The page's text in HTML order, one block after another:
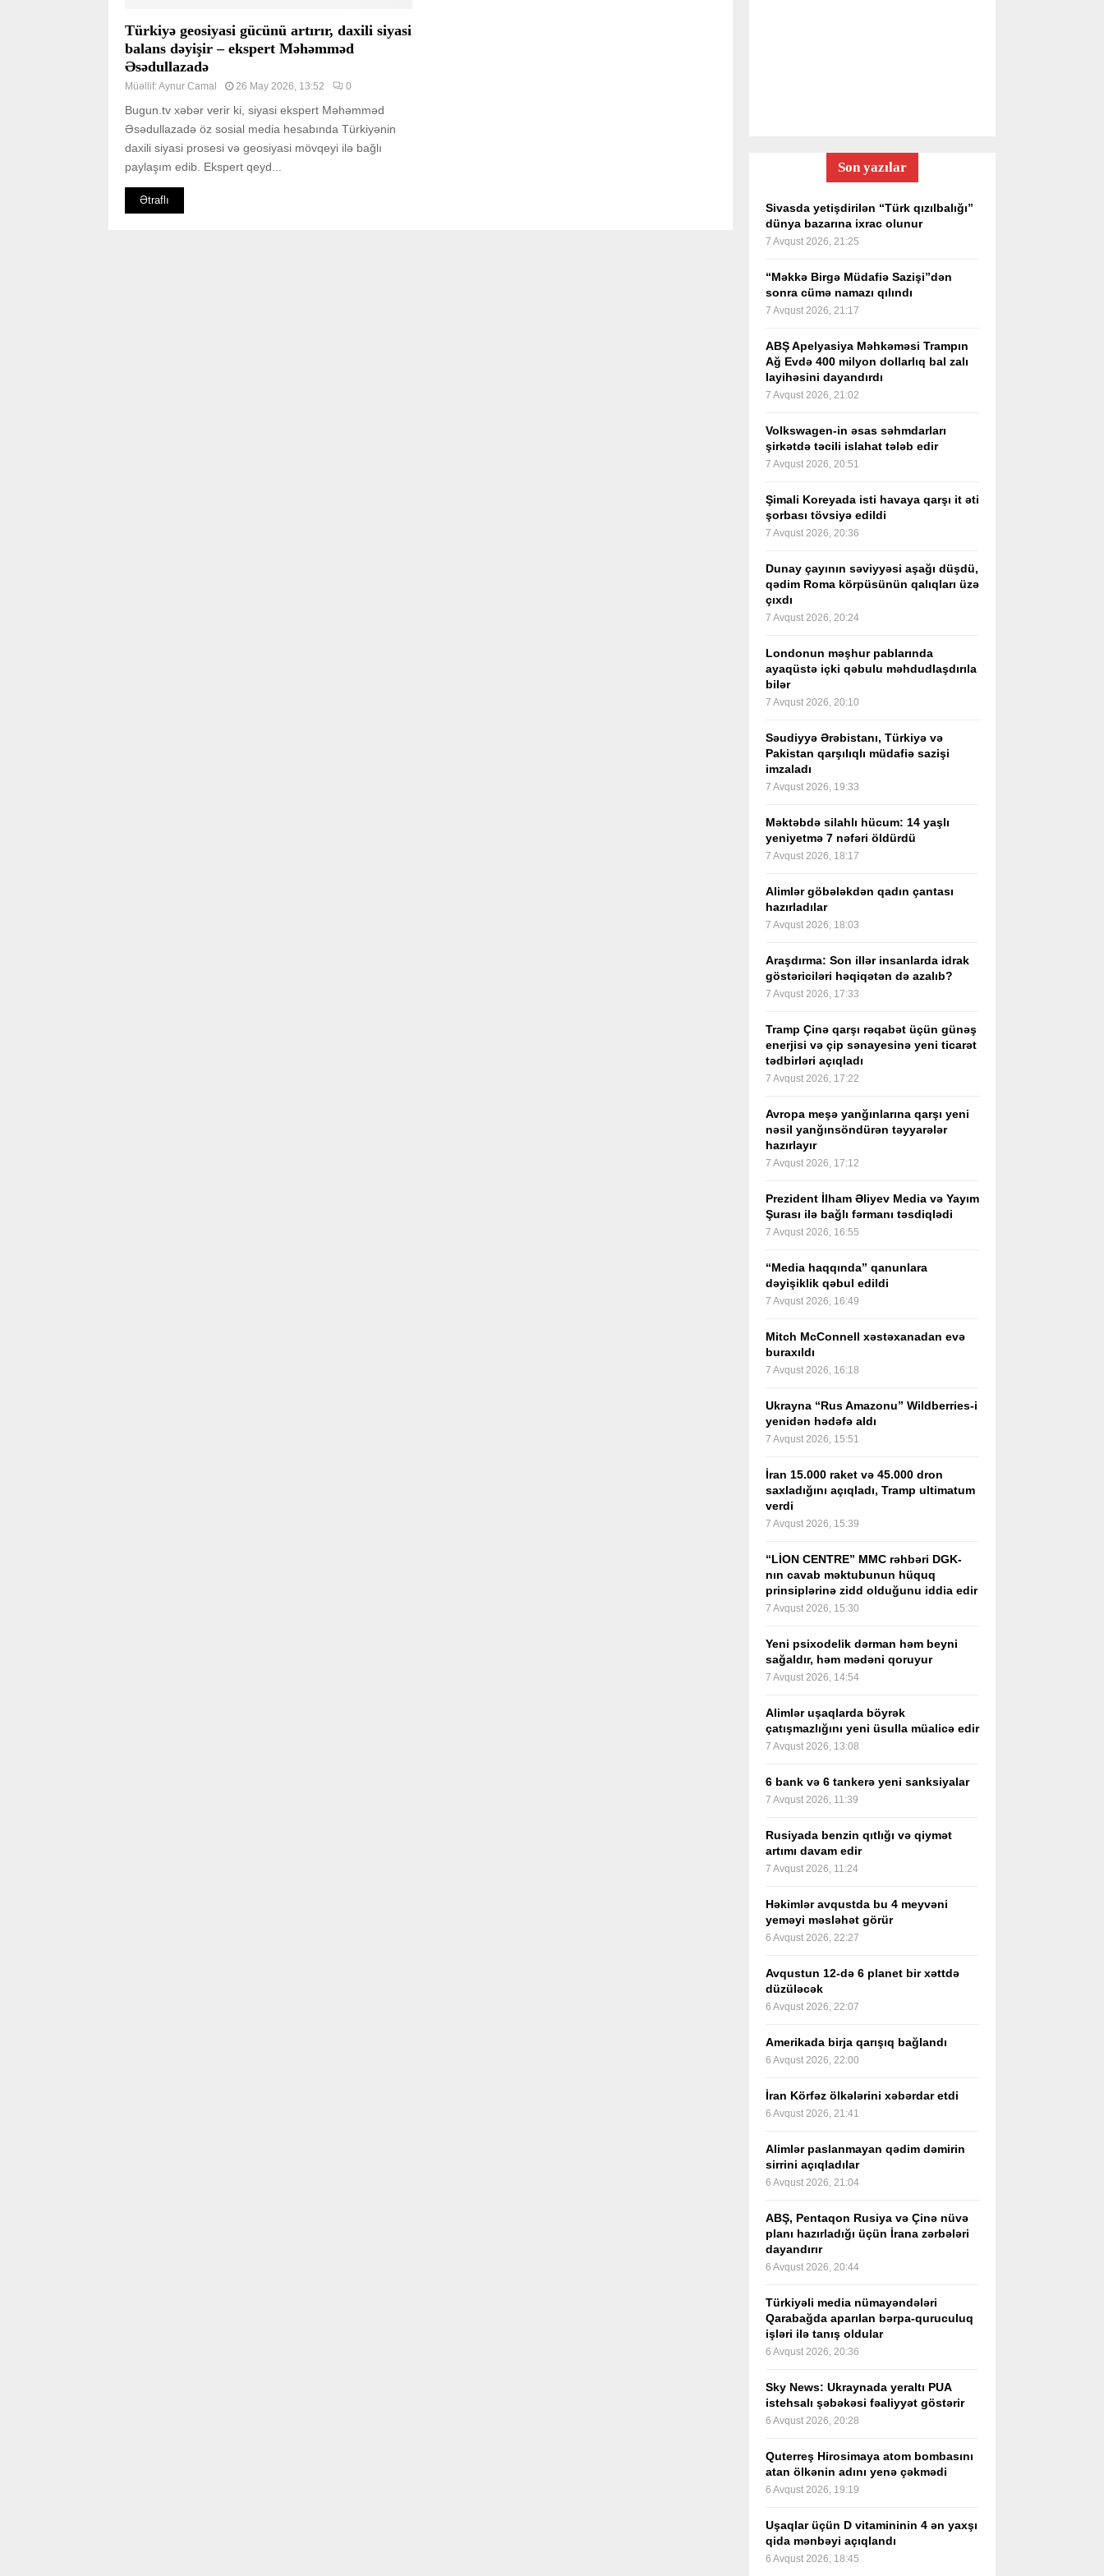
Türkiyə geosiyasi gücünü artırır, daxili siyasi
balans dəyişir – ekspert Məhəmməd
Əsədullazadə
Müəllif:Aynur Camal 26 May 2026, 13:52 0
Bugun.tv xəbər verir ki, siyasi ekspert Məhəmməd
Əsədullazadə öz sosial media hesabında Türkiyənin
daxili siyasi prosesi və geosiyasi mövqeyi ilə bağlı
paylaşım edib. Ekspert qeyd...
Ətraflı
Son yazılar
Sivasda yetişdirilən “Türk qızılbalığı”
dünya bazarına ixrac olunur
7 Avqust 2026, 21:25
“Məkkə Birgə Müdafiə Sazişi”dən
sonra cümə namazı qılındı
7 Avqust 2026, 21:17
ABŞ Apelyasiya Məhkəməsi Trampın
Ağ Evdə 400 milyon dollarlıq bal zalı
layihəsini dayandırdı
7 Avqust 2026, 21:02
Volkswagen-in əsas səhmdarları
şirkətdə təcili islahat tələb edir
7 Avqust 2026, 20:51
Şimali Koreyada isti havaya qarşı it əti
şorbası tövsiyə edildi
7 Avqust 2026, 20:36
Dunay çayının səviyyəsi aşağı düşdü,
qədim Roma körpüsünün qalıqları üzə
çıxdı
7 Avqust 2026, 20:24
Londonun məşhur pablarında
ayaqüstə içki qəbulu məhdudlaşdırıla
bilər
7 Avqust 2026, 20:10
Səudiyyə Ərəbistanı, Türkiyə və
Pakistan qarşılıqlı müdafiə sazişi
imzaladı
7 Avqust 2026, 19:33
Məktəbdə silahlı hücum: 14 yaşlı
yeniyetmə 7 nəfəri öldürdü
7 Avqust 2026, 18:17
Alimlər göbələkdən qadın çantası
hazırladılar
7 Avqust 2026, 18:03
Araşdırma: Son illər insanlarda idrak
göstəriciləri həqiqətən də azalıb?
7 Avqust 2026, 17:33
Tramp Çinə qarşı rəqabət üçün günəş
enerjisi və çip sənayesinə yeni ticarət
tədbirləri açıqladı
7 Avqust 2026, 17:22
Avropa meşə yanğınlarına qarşı yeni
nəsil yanğınsöndürən təyyarələr
hazırlayır
7 Avqust 2026, 17:12
Prezident İlham Əliyev Media və Yayım
Şurası ilə bağlı fərmanı təsdiqlədi
7 Avqust 2026, 16:55
“Media haqqında” qanunlara
dəyişiklik qəbul edildi
7 Avqust 2026, 16:49
Mitch McConnell xəstəxanadan evə
buraxıldı
7 Avqust 2026, 16:18
Ukrayna “Rus Amazonu” Wildberries-i
yenidən hədəfə aldı
7 Avqust 2026, 15:51
İran 15.000 raket və 45.000 dron
saxladığını açıqladı, Tramp ultimatum
verdi
7 Avqust 2026, 15:39
“LİON CENTRE” MMC rəhbəri DGK-
nın cavab məktubunun hüquq
prinsiplərinə zidd olduğunu iddia edir
7 Avqust 2026, 15:30
Yeni psixodelik dərman həm beyni
sağaldır, həm mədəni qoruyur
7 Avqust 2026, 14:54
Alimlər uşaqlarda böyrək
çatışmazlığını yeni üsulla müalicə edir
7 Avqust 2026, 13:08
6 bank və 6 tankerə yeni sanksiyalar
7 Avqust 2026, 11:39
Rusiyada benzin qıtlığı və qiymət
artımı davam edir
7 Avqust 2026, 11:24
Həkimlər avqustda bu 4 meyvəni
yeməyi məsləhət görür
6 Avqust 2026, 22:27
Avqustun 12-də 6 planet bir xəttdə
düzüləcək
6 Avqust 2026, 22:07
Amerikada birja qarışıq bağlandı
6 Avqust 2026, 22:00
İran Körfəz ölkələrini xəbərdar etdi
6 Avqust 2026, 21:41
Alimlər paslanmayan qədim dəmirin
sirrini açıqladılar
6 Avqust 2026, 21:04
ABŞ, Pentaqon Rusiya və Çinə nüvə
planı hazırladığı üçün İrana zərbələri
dayandırır
6 Avqust 2026, 20:44
Türkiyəli media nümayəndələri
Qarabağda aparılan bərpa-quruculuq
işləri ilə tanış oldular
6 Avqust 2026, 20:36
Sky News: Ukraynada yeraltı PUA
istehsalı şəbəkəsi fəaliyyət göstərir
6 Avqust 2026, 20:28
Quterreş Hirosimaya atom bombasını
atan ölkənin adını yenə çəkmədi
6 Avqust 2026, 19:19
Uşaqlar üçün D vitamininin 4 ən yaxşı
qida mənbəyi açıqlandı
6 Avqust 2026, 18:45